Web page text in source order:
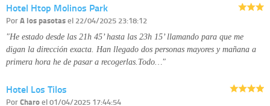
Hotel Htop Molinos Park
PorA los pasotasel 22/04/2025 23:18:12
"He estado desde las 21h 45’ hasta las 23h 15’ llamando para que me
digan la dirección exacta. Han llegado dos personas mayores y mañana a
primera hora he de pasar a recogerlas.Todo…"
Hotel Los Tilos
PorCharoel 01/04/2025 17:44:54